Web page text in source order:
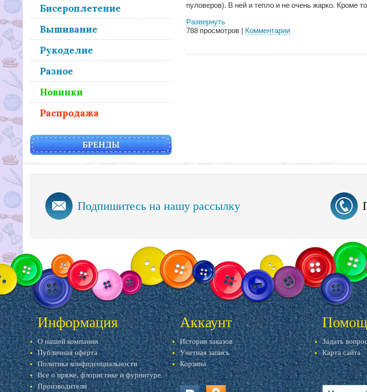
Бисероплетение
Вышивание
Рукоделие
Разное
Новинки
Распродажа
БРЕНДЫ
пуловеров). В ней и тепло и не очень жарко. Кроме
Развернуть
788 просмотров | Комментарии
Подпишитесь на нашу рассылку
Информация
О нашей компании
Публичная оферта
Политика конфиденциальности
Все о пряже, флористике и фурнитуре
Производители
Аккаунт
История заказов
Учетная запись
Корзина
Задать
Карта сайта